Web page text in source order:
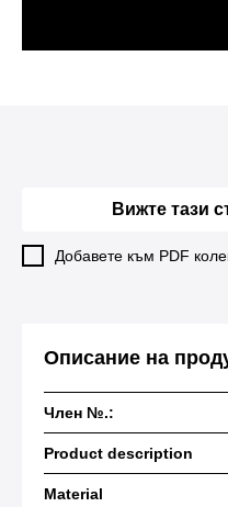
Вижте тази
Добавете към PDF
Описание на
Член №.:
Product description
Material